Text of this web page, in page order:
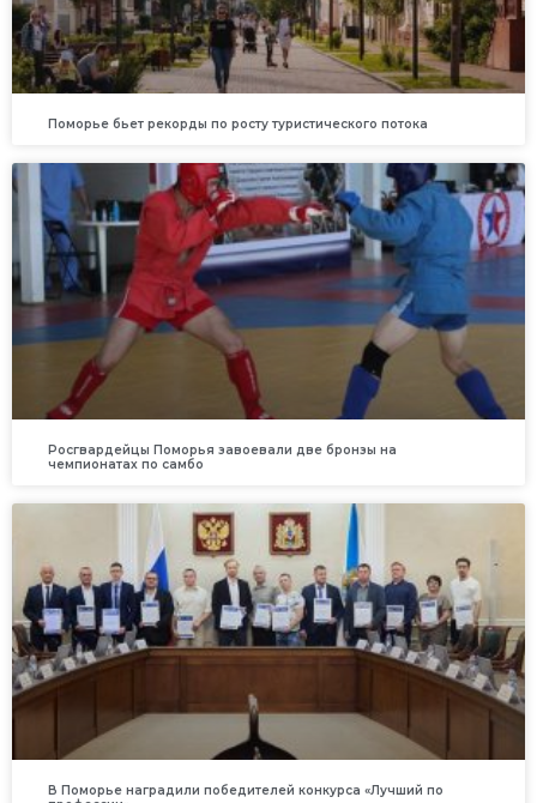
Поморье бьет рекорды по росту туристического потока
Росгвардейцы Поморья завоевали две бронзы на
чемпионатах по самбо
В Поморье наградили победителей конкурса «Лучший по